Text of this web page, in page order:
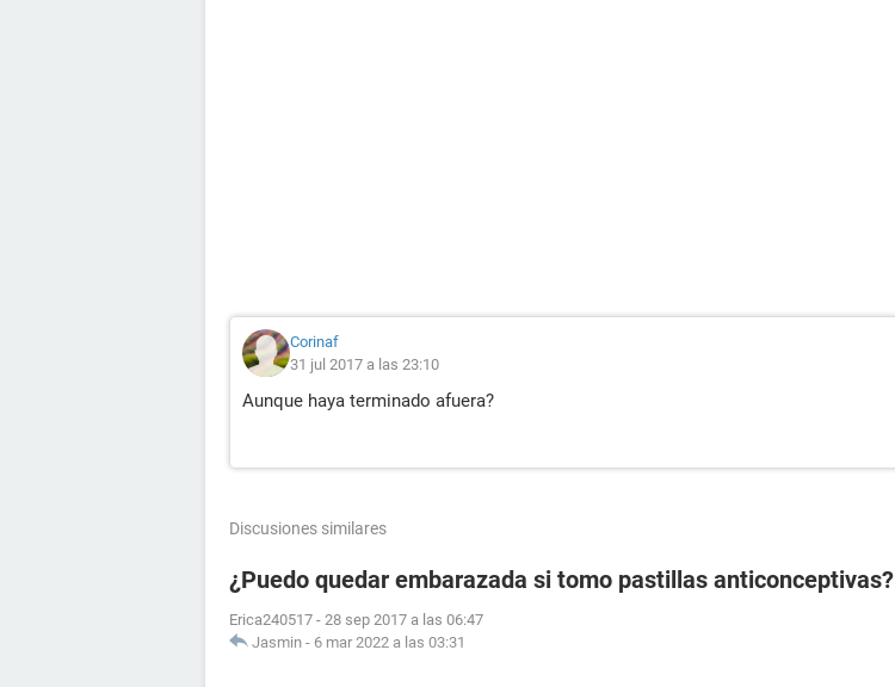
Corinaf
31 jul 2017 a las 23:10
Aunque haya terminado afuera?
Discusiones similares
¿Puedo quedar embarazada si tomo pastillas anticonceptivas?
Erica240517 - 28 sep 2017 a las 06:47
Jasmin - 6 mar 2022 a las 03:31